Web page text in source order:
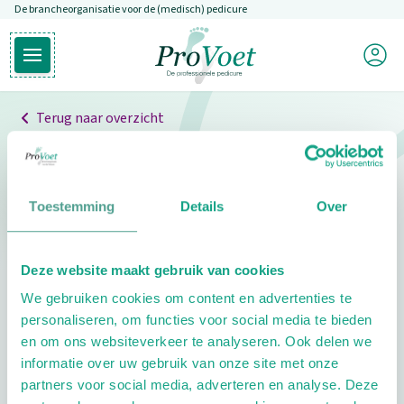
Toestemming Details Over
Deze website maakt gebruik van cookies
We gebruiken cookies om content en advertenties te
personaliseren, om functies voor social media te bieden
en om ons websiteverkeer te analyseren. Ook delen we
informatie over uw gebruik van onze site met onze
partners voor social media, adverteren en analyse. Deze
Overslaan en naar de inhoud gaan
De brancheorganisatie voor de (medisch) pedicure
Open hoofdmenu
Ga naar de homepagina
Mijn
Terug naar overzicht
Professionals
Pedicure niet gevonden
pedicure.